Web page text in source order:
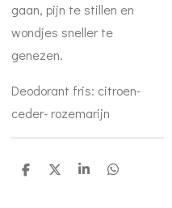
gaan, pijn te stillen en
wondjes sneller te
genezen.
Deodorant fris: citroen-
ceder- rozemarijn
D
D
S
D